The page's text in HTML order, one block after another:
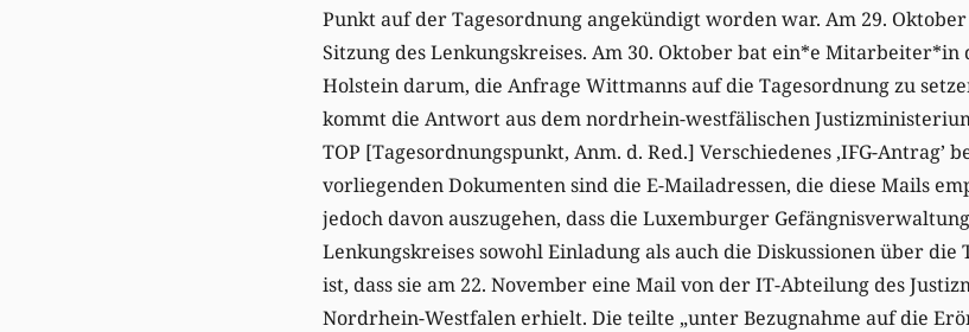
Punkt auf der Tagesordnung angekündigt worden war. Am 29.
Sitzung des Lenkungskreises. Am 30. Oktober bat ein*e Mitarbeiter*in
Holstein darum, die Anfrage Wittmanns auf die Tagesordnung zu
kommt die Antwort aus dem nordrhein-westfälischen
TOP [Tagesordnungspunkt, Anm. d. Red.] Verschiedenes ‚IFG-Antrag’
vorliegenden Dokumenten sind die E-Mailadressen, die diese Mails
jedoch davon auszugehen, dass die Luxemburger
Lenkungskreises sowohl Einladung als auch die Diskussionen über
ist, dass sie am 22. November eine Mail von der IT-Abteilung des
Nordrhein-Westfalen erhielt. Die teilte „unter Bezugnahme auf die